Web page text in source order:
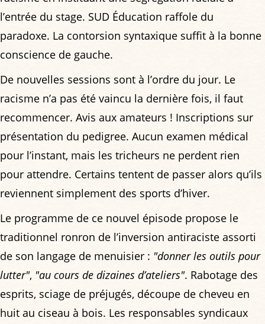
l’entrée du stage. SUD Éducation raffole du
paradoxe. La contorsion syntaxique suffit à la bonne
conscience de gauche.
De nouvelles sessions sont à l’ordre du jour. Le
racisme n’a pas été vaincu la dernière fois, il faut
recommencer. Avis aux amateurs ! Inscriptions sur
présentation du pedigree. Aucun examen médical
pour l’instant, mais les tricheurs ne perdent rien
pour attendre. Certains tentent de passer alors qu’ils
reviennent simplement des sports d’hiver.
Le programme de ce nouvel épisode propose le
traditionnel ronron de l’inversion antiraciste assorti
de son langage de menuisier : "donner les outils pour
lutter", "au cours de dizaines d’ateliers". Rabotage des
esprits, sciage de préjugés, découpe de cheveu en
huit au ciseau à bois. Les responsables syndicaux